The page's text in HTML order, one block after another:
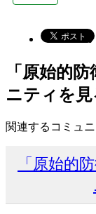
「原始的
ニティを見
関連するコミュ
「原始的